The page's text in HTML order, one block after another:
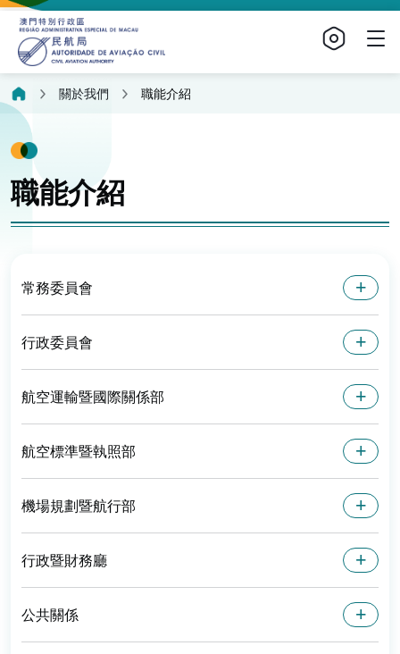
關於我們 職能介紹
職能介紹
常務委員會
行政委員會
航空運輸暨國際關係部
航空標準暨執照部
機場規劃暨航行部
行政暨財務廳
公共關係